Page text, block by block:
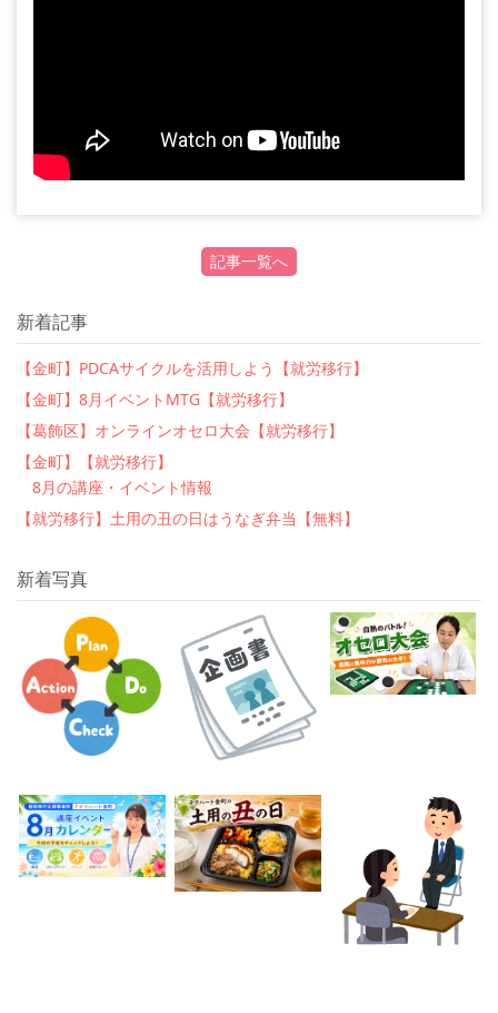
記事一覧へ
新着記事
【金町】PDCAサイクルを活用しよう【就労移行】
【金町】8月イベントMTG【就労移行】
【葛飾区】オンラインオセロ大会【就労移行】
【金町】【就労移行】
8月の講座・イベント情報
【就労移行】土用の丑の日はうなぎ弁当【無料】
新着写真